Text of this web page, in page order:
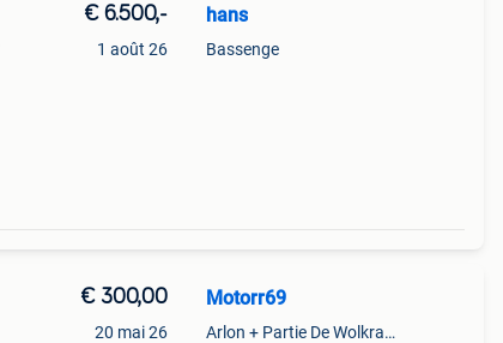
€ 6.500,-
1 août 26
hans
Bassenge
€ 300,00
20 mai 26
Motorr69
Arlon + Partie De Wolkrange